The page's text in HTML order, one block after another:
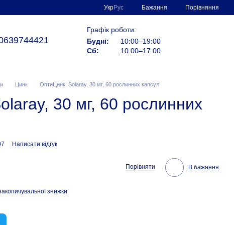
УкрРус Бажання Порівняння
Графік роботи:
Будні:
10:00–19:00
Сб:
10:00–17:00
Цинк ОптиЦинк, Solaray, 30 мг, 60 рослинних капсул
30 мг, 60 рослинних
Написати відгук
Порівняти В бажання
знижки